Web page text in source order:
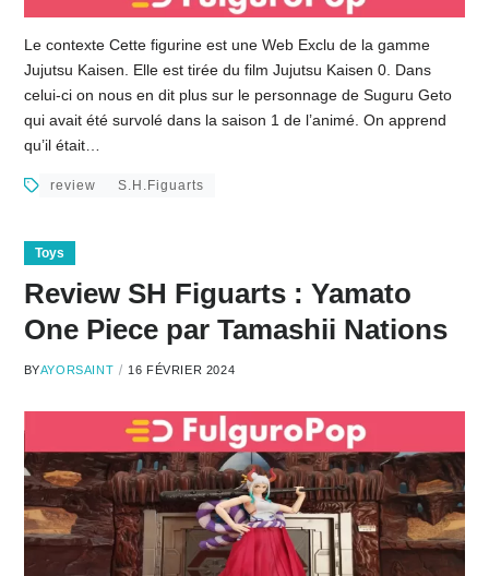
Le contexte Cette figurine est une Web Exclu de la gamme
Jujutsu Kaisen. Elle est tirée du film Jujutsu Kaisen 0. Dans
celui-ci on nous en dit plus sur le personnage de Suguru Geto
qui avait été survolé dans la saison 1 de l’animé. On apprend
qu’il était…
review S.H.Figuarts
Toys
Review SH Figuarts : Yamato
One Piece par Tamashii Nations
BYAYORSAINT 16 FÉVRIER 2024